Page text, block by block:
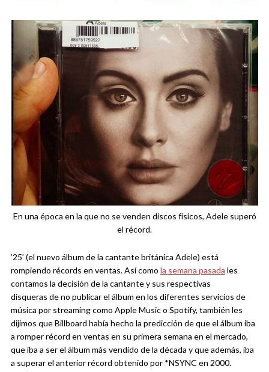
En una época en la que no se venden discos físicos, Adele superó
el récord.
’25’ (el nuevo álbum de la cantante británica Adele) está
rompiendo récords en ventas. Así como la semana pasada les
contamos la decisión de la cantante y sus respectivas
disqueras de no publicar el álbum en los diferentes servicios de
música por streaming como Apple Music o Spotify, también les
dijimos que Billboard había hecho la predicción de que el álbum iba
a romper récord en ventas en su primera semana en el mercado,
que iba a ser el álbum más vendido de la década y que además, iba
a superar el anterior récord obtenido por *NSYNC en 2000.